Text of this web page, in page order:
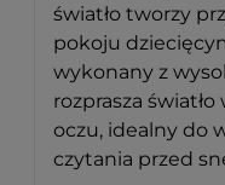
światło tworzy
pokoju
wykonany z
rozprasza
oczu, idealny do
czytania przed